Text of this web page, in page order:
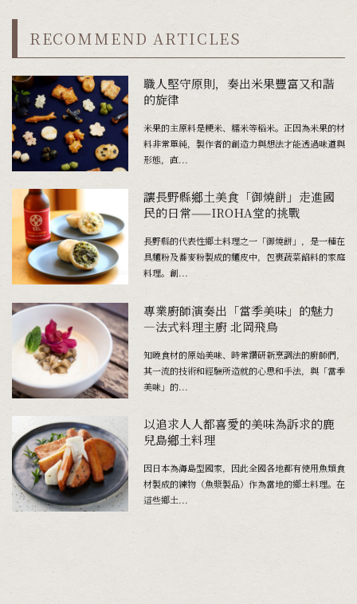
RECOMMEND ARTICLES
職人堅守原則，奏出米果豐富又和諧
的旋律
米果的主原料是粳米、糯米等稻米。正因為米果的材
料非常單純，製作者的創造力與想法才能透過味道與
形態，直...
讓長野縣鄉土美食「御燒餅」走進國
民的日常——IROHA堂的挑戰
長野縣的代表性鄉土料理之一「御燒餅」，是一種在
具麵粉及蕎麥粉製成的麵皮中，包裹蔬菜餡料的家庭
料理。創...
專業廚師演奏出「當季美味」的魅力
―法式料理主廚 北岡飛鳥
知曉食材的原始美味、時常鑽研新烹調法的廚師們，
其一流的技術和經驗所造就的心思和手法，與「當季
美味」的...
以追求人人都喜愛的美味為訴求的鹿
兒島鄉土料理
因日本為海島型國家，因此全國各地都有使用魚類食
材製成的練物（魚漿製品）作為當地的鄉土料理。在
這些鄉土...